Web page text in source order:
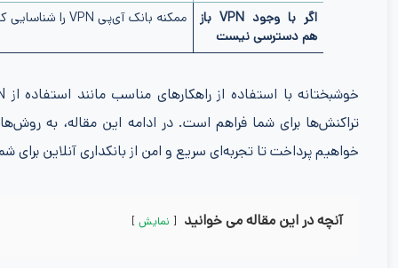
اگر با وجود VPN باز
هم دسترسی نیست
ممکنه بانک آی‌پی VPN را شناسایی کرده باشد. در این حالت باید VPN عوض شود یا با پشتیبانی تماس بگیری.
تراکنش‌ها برای شما فراهم است. در ادامه این مقاله، به
خواهیم پرداخت تا تجربه‌ای سریع و امن از بانکداری آنلاین برای
آنچه در این مقاله می خوانید نمایش